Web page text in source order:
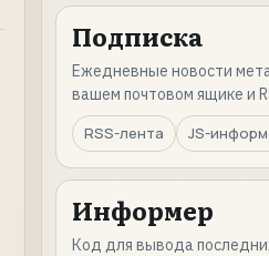
Подписка
Ежедневные новости
вашем почтовом ящике и
RSS-лента
JS-
Информер
Код для вывода